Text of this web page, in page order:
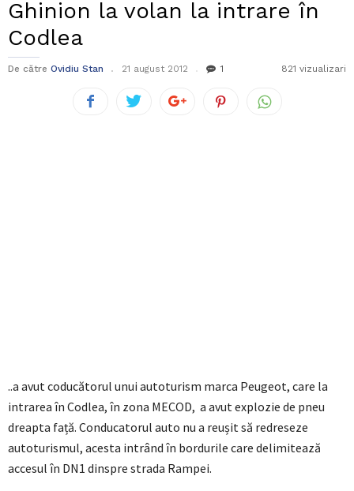
Ghinion la volan la intrare în
Codlea
De către Ovidiu Stan 21 august 2012 1 821 vizualizari
..a avut coducătorul unui autoturism marca Peugeot, care la
intrarea în Codlea, în zona MECOD, a avut explozie de pneu
dreapta față. Conducatorul auto nu a reușit să redreseze
autoturismul, acesta intrând în bordurile care delimitează
accesul în DN1 dinspre strada Rampei.